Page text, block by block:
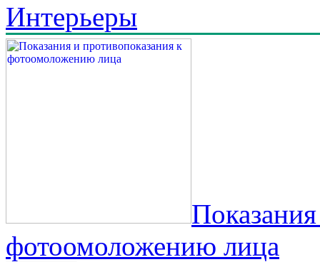
Интерьеры
фотоомоложению лица